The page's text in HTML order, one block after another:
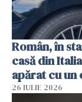
Român, în
casă din
apărat cu un
26 IULIE 2026